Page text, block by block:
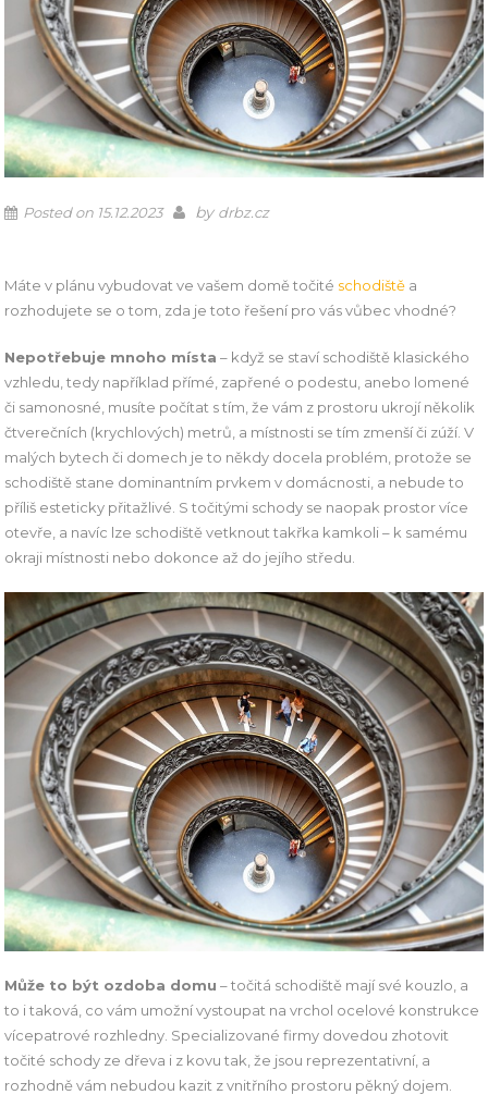
Posted on 15.12.2023 by drbz.cz
Máte v plánu vybudovat ve vašem domě točité schodiště a
rozhodujete se o tom, zda je toto řešení pro vás vůbec vhodné?
Nepotřebuje mnoho místa – když se staví schodiště klasického
vzhledu, tedy například přímé, zapřené o podestu, anebo lomené
či samonosné, musíte počítat s tím, že vám z prostoru ukrojí několik
čtverečních (krychlových) metrů, a místnosti se tím zmenší či zúží. V
malých bytech či domech je to někdy docela problém, protože se
schodiště stane dominantním prvkem v domácnosti, a nebude to
příliš esteticky přitažlivé. S točitými schody se naopak prostor více
otevře, a navíc lze schodiště vetknout takřka kamkoli – k samému
okraji místnosti nebo dokonce až do jejího středu.
Může to být ozdoba domu – točitá schodiště mají své kouzlo, a
to i taková, co vám umožní vystoupat na vrchol ocelové konstrukce
vícepatrové rozhledny. Specializované firmy dovedou zhotovit
točité schody ze dřeva i z kovu tak, že jsou reprezentativní, a
rozhodně vám nebudou kazit z vnitřního prostoru pěkný dojem.